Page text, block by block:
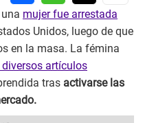
mujer fue arrestada
Unidos, luego de que
en la masa. La fémina
artículos
tras activarse las